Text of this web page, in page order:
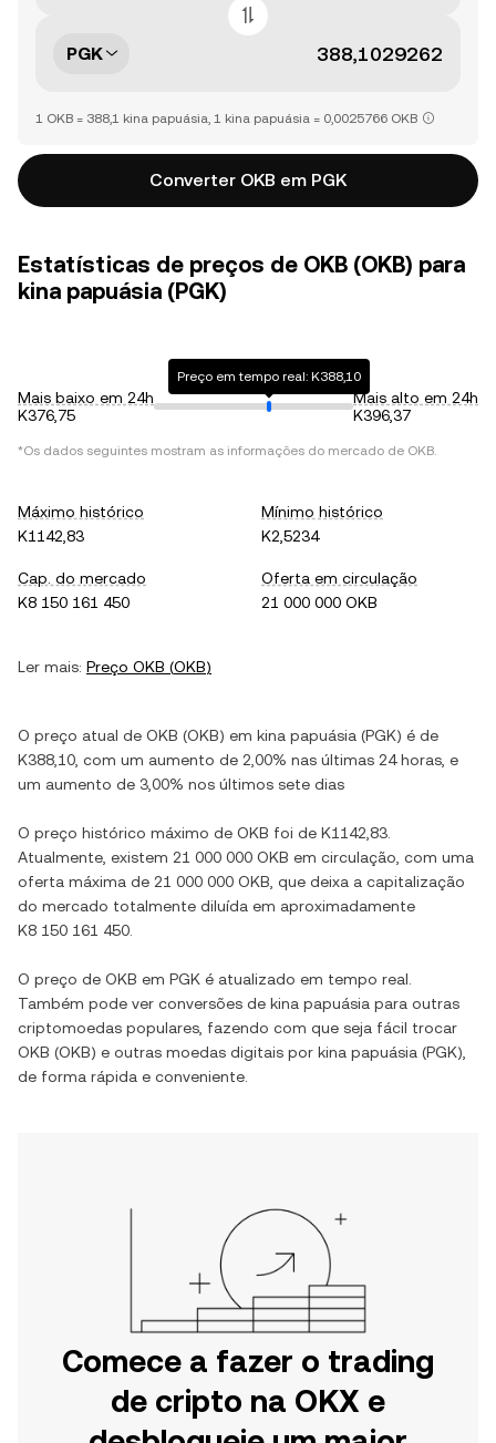
PGK
1 OKB = 388,1 kina papuásia, 1 kina papuásia = 0,0025766 OKB
Converter OKB em PGK
Estatísticas de preços de OKB (OKB) para
kina papuásia (PGK)
Mais baixo em 24h
K376,75
Preço em tempo real: K388,10
Mais alto em 24h
K396,37
*Os dados seguintes mostram as informações do mercado de OKB.
Máximo histórico
K1142,83
Mínimo histórico
K2,5234
Cap. do mercado
K8 150 161 450
Oferta em circulação
21 000 000 OKB
Ler mais: Preço OKB (OKB)
O preço atual de OKB (OKB) em kina papuásia (PGK) é de
K388,10 , com um aumento de 2,00% nas últimas 24 horas, e
um aumento de 3,00% nos últimos sete dias
O preço histórico máximo de OKB foi de K1142,83
Atualmente, existem 21 000 000 OKB em circulação, com uma
oferta máxima de 21 000 000 OKB , que deixa a capitalização
do mercado totalmente diluída em aproximadamente
K8 150 161 450
O preço de OKB em PGK é atualizado em tempo real.
Também pode ver conversões de kina papuásia para outras
criptomoedas populares, fazendo com que seja fácil trocar
OKB (OKB) e outras moedas digitais por kina papuásia (PGK),
de forma rápida e conveniente.
Comece a fazer o trading
de cripto na OKX e